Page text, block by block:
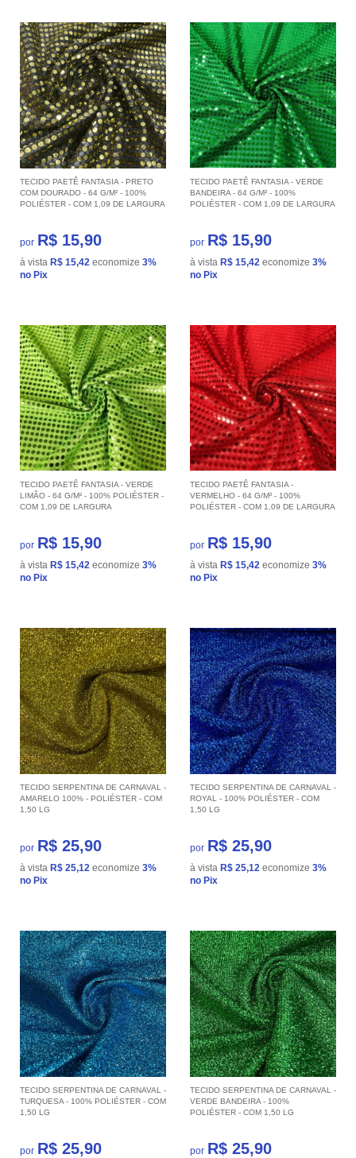
TECIDO PAETÊ FANTASIA - PRETO
COM DOURADO - 64 G/M² - 100%
POLIÉSTER - COM 1,09 DE LARGURA
por R$ 15,90
à vista R$ 15,42 economize 3%
no Pix
TECIDO PAETÊ FANTASIA - VERDE
BANDEIRA - 64 G/M² - 100%
POLIÉSTER - COM 1,09 DE LARGURA
por R$ 15,90
à vista R$ 15,42 economize 3%
no Pix
TECIDO PAETÊ FANTASIA - VERDE
LIMÃO - 64 G/M² - 100% POLIÉSTER -
COM 1,09 DE LARGURA
por R$ 15,90
à vista R$ 15,42 economize 3%
no Pix
TECIDO PAETÊ FANTASIA -
VERMELHO - 64 G/M² - 100%
POLIÉSTER - COM 1,09 DE LARGURA
por R$ 15,90
à vista R$ 15,42 economize 3%
no Pix
TECIDO SERPENTINA DE CARNAVAL -
AMARELO 100% - POLIÉSTER - COM
1,50 LG
por R$ 25,90
à vista R$ 25,12 economize 3%
no Pix
TECIDO SERPENTINA DE CARNAVAL -
ROYAL - 100% POLIÉSTER - COM
1,50 LG
por R$ 25,90
à vista R$ 25,12 economize 3%
no Pix
TECIDO SERPENTINA DE CARNAVAL -
TURQUESA - 100% POLIÉSTER - COM
1,50 LG
por R$ 25,90
TECIDO SERPENTINA DE CARNAVAL -
VERDE BANDEIRA - 100%
POLIÉSTER - COM 1,50 LG
por R$ 25,90